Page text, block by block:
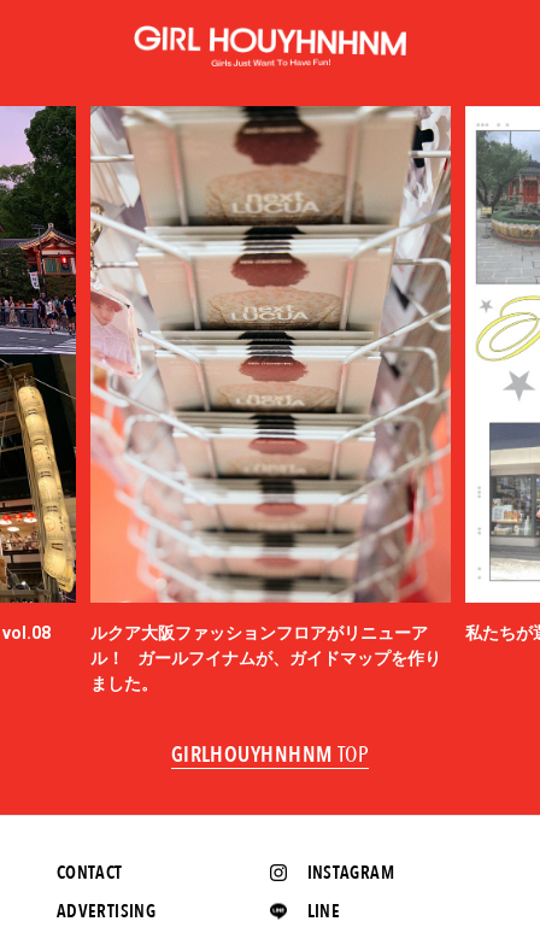
vol.08
ルクア大阪ファッションフロアがリニューア
ル！ ガールフイナムが、ガイドマップを作り
ました。
私たちが
GIRLHOUYHNHNM TOP
INSTAGRAM
LINE
CONTACT
ADVERTISING